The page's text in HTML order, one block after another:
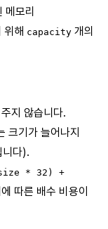
메모리
위해 capacity 개의
지 않습니다.
크기가 늘어나지
니다).
* 32) +
따른 배수 비용이